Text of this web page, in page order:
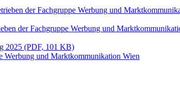
der Fachgruppe Werbung und
der Fachgruppe Werbung und
2025 (PDF, 101 KB)
Werbung und Marktkommunikation Wien